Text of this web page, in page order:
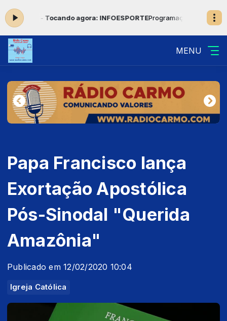
- Tocando agora: INFOESPORTEProgramação Musical com
MENU
Papa Francisco lança
Exortação Apostólica
Pós-Sinodal "Querida
Amazônia"
Publicado em 12/02/2020 10:04
Igreja Católica